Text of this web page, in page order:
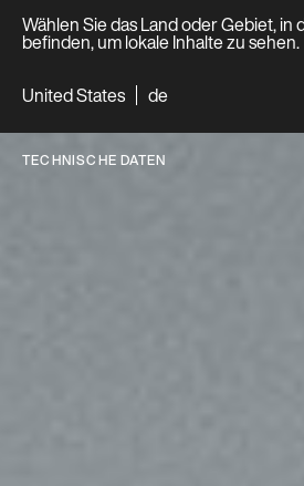
Wählen Sie das Land oder Gebiet, in
befinden, um lokale Inhalte zu sehen.
United States
de
TECHNISCHE DATEN